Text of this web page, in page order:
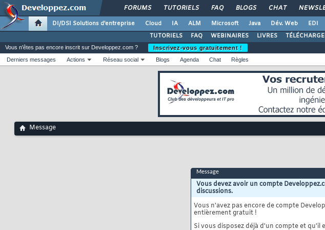
FORUMS TUTORIELS FAQ BLOGS CHAT
DI/DSI Solutions d'entreprise Cloud IA ALM Microsoft Java Dév. Web EDI
TUTORIELS
FAQ WEBINAIRES LIVRES
Vous n'êtes pas encore inscrit sur Developpez.com ?
Inscrivez-vous gratuitement !
Derniers messages
Actions Réseau social Blogs Agenda Chat Règles
Message
Message
Vous devez avoir un compte
discussions.
Vous n'avez pas encore de compte
entièrement gratuit !
Si vous disposez déjà d'un compte et qu'il